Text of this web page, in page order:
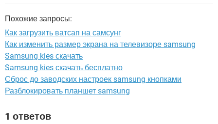
YANDEX
Похожие запросы:
Как загрузить ватсап на самсунг
Как изменить размер экрана на телевизоре samsung
Samsung kies скачать
Samsung kies скачать бесплатно
Сброс до заводских настроек samsung кнопками
Разблокировать планшет samsung
1 ответов